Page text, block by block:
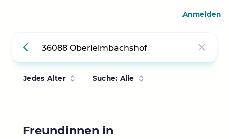
Jedes Alter Suche: Alle
Freundinnen in
Anmelden